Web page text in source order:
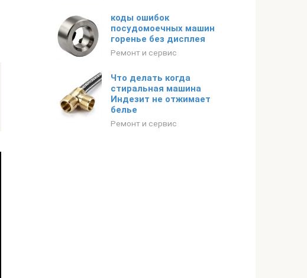
коды ошибок
посудомоечных машин
горенье без дисплея
Ремонт и сервис
Что делать когда
стиральная машина
Индезит не отжимает
белье
Ремонт и сервис